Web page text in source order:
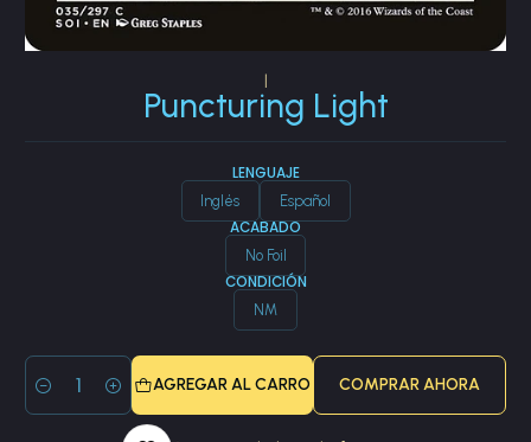
Puncturing Light
LENGUAJE
Inglés Español
ACABADO
No Foil
CONDICIÓN
NM
Cantidad
AGREGAR AL CARRO COMPRAR AHORA